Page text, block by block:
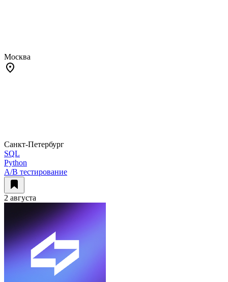
Москва
Санкт-Петербург
SQL
Python
A/B тестирование
2 августа